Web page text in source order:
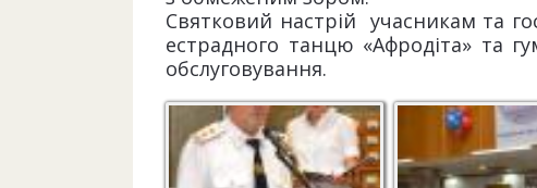
Святковий настрій учасникам та
естрадного танцю «Афродіта» та
обслуговування.